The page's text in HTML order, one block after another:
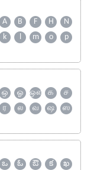
A B F H
N
k l m o
p
ஒ ஓ ஔ க
ச
ர ல வ ஷ
ஸ
ఒ ఓ ఔ క
ఖ